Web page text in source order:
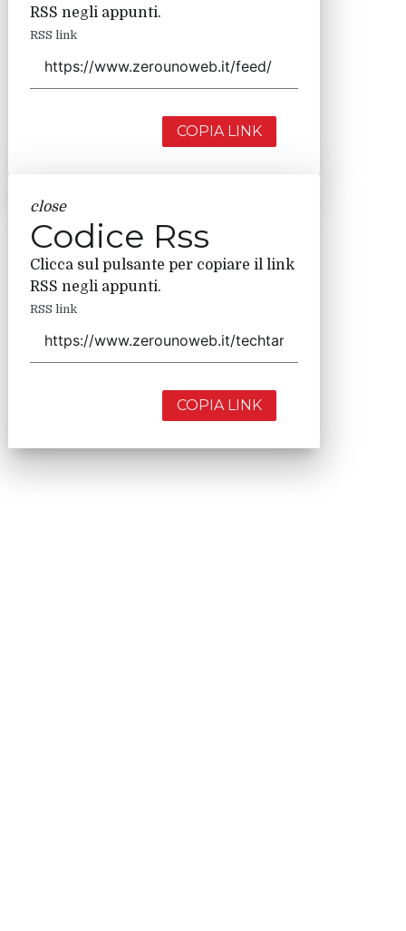
RSS negli appunti.
RSS link
COPIA LINK
close
Codice Rss
Clicca sul pulsante per copiare il link
RSS negli appunti.
RSS link
COPIA LINK